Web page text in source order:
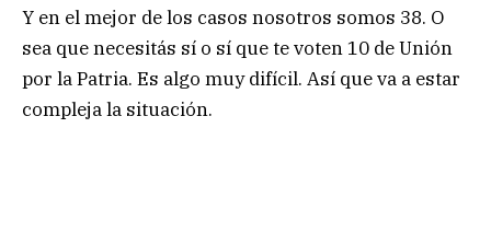
Y en el mejor de los casos nosotros somos 38. O
sea que necesitás sí o sí que te voten 10 de Unión
por la Patria. Es algo muy difícil. Así que va a estar
compleja la situación.